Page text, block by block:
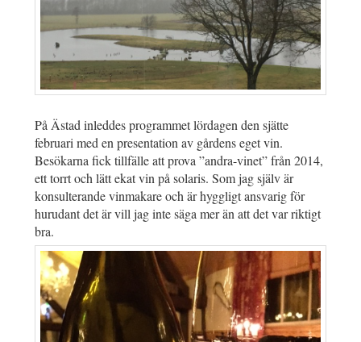
På Ästad inleddes programmet lördagen den sjätte
februari med en presentation av gårdens eget vin.
Besökarna fick tillfälle att prova ”andra-vinet” från 2014,
ett torrt och lätt ekat vin på solaris. Som jag själv är
konsulterande vinmakare och är hyggligt ansvarig för
hurudant det är vill jag inte säga mer än att det var riktigt
bra.